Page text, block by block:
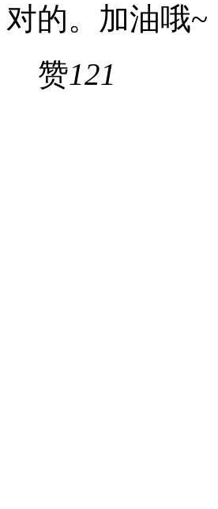
对的。加油哦~
赞121